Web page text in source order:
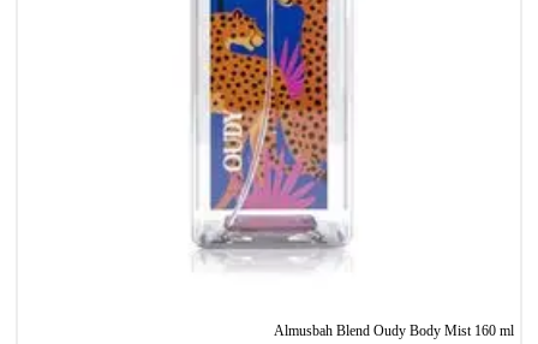
Almusbah Blend Oudy Body Mist 160 ml